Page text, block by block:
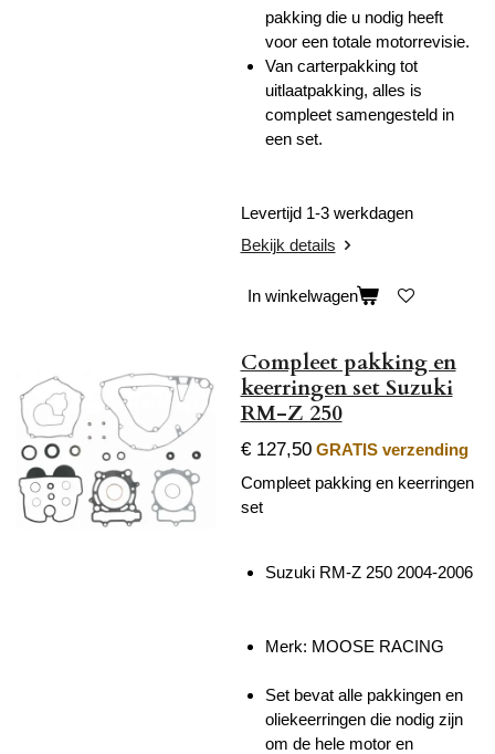
pakking die u nodig heeft
voor een totale motorrevisie.
Van carterpakking tot
uitlaatpakking, alles is
compleet samengesteld in
een set.
Levertijd 1-3 werkdagen
Bekijk details
In winkelwagen
Compleet pakking en
keerringen set Suzuki
RM-Z 250
€ 127,50 GRATIS verzending
Compleet pakking en keerringen
set
Suzuki RM-Z 250 2004-2006
Merk: MOOSE RACING
Set bevat alle pakkingen en
oliekeerringen die nodig zijn
om de hele motor en